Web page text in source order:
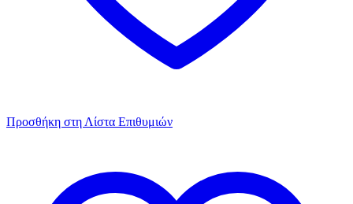
Προσθήκη στη Λίστα Επιθυμιών